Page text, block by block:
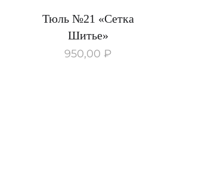
Тюль №21 «Сетка
Шитье»
950,00₽